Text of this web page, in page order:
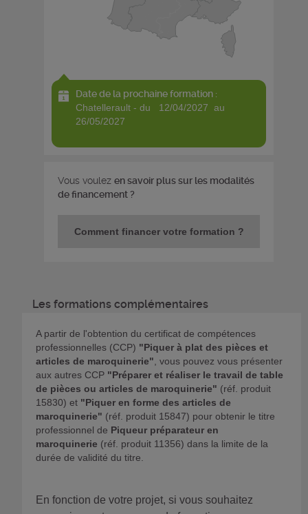
Date de la prochaine formation :
chatellerault - du 12/04/2027 au
26/05/2027
Vous voulez en savoir plus sur les modalités
de financement ?
Comment financer votre formation ?
Les formations complémentaires
A partir de l'obtention du certificat de compétences
professionnelles (CCP) "Piquer à plat des pièces et
articles de maroquinerie", vous pouvez vous présenter
aux autres CCP "Préparer et réaliser le travail de table
de pièces ou articles de maroquinerie" (réf. produit
15830) et "Piquer en forme des articles de
maroquinerie" (réf. produit 15847) pour obtenir le titre
professionnel de Piqueur préparateur en
maroquinerie (réf. produit 11356) dans la limite de la
durée de validité du titre.
En fonction de votre projet, si vous souhaitez